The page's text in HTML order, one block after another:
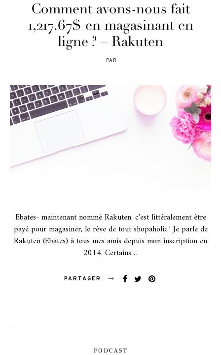
Comment avons-nous fait
1,217.67$ en magasinant en
ligne ? – Rakuten
PAR
Ebates- maintenant nommé Rakuten, c’est littéralement être
payé pour magasiner, le rêve de tout shopaholic ! Je parle de
Rakuten (Ebates) à tous mes amis depuis mon inscription en
2014. Certains…
PARTAGER
PODCAST